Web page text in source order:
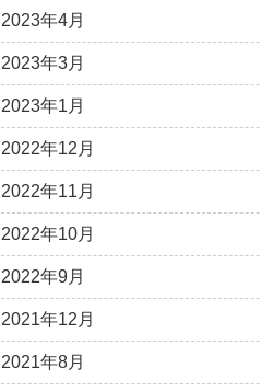
2023年4月
2023年3月
2023年1月
2022年12月
2022年11月
2022年10月
2022年9月
2021年12月
2021年8月